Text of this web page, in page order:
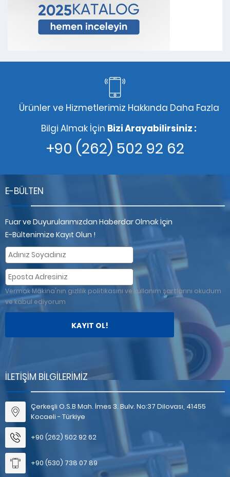
Ürünler ve Hizmetlerimiz Hakkında Daha Fazla
Bilgi Almak İçin Bizi Arayabilirsiniz :
+90 (262) 502 92 62
E-BÜLTEN
Fuar ve Duyurularımızdan Haberdar Olmak İçin
E-Bültenimize Kayıt Olun !
Vermak Makina'nın gizlilik politikasını ve kullanım şartlarını okudum
ve kabul ediyorum
İLETIŞIM BILGILERIMIZ
Çerkeşli O.S.B Mah. İmes 3. Bulv. No:37 Dilovası, 41455
Kocaeli - Türkiye
+90 (262) 502 92 62
+90 (530) 738 07 89